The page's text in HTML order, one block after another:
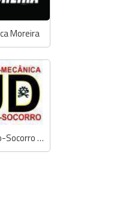
Moreira
JD Auto-Socorro e Auto-Mecânica